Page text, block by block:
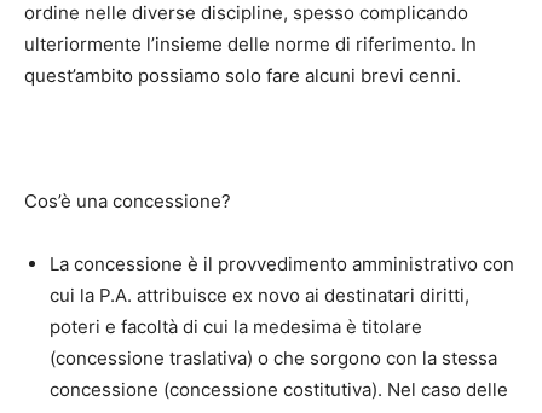
ordine nelle diverse discipline, spesso complicando
ulteriormente l’insieme delle norme di riferimento. In
quest’ambito possiamo solo fare alcuni brevi cenni.
Cos’è una concessione?
La concessione è il provvedimento amministrativo con
cui la P.A. attribuisce ex novo ai destinatari diritti,
poteri e facoltà di cui la medesima è titolare
(concessione traslativa) o che sorgono con la stessa
concessione (concessione costitutiva). Nel caso delle